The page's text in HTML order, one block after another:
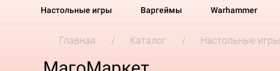
Настольные игры Варгеймы Warhammer
Главная Каталог Настольные игры